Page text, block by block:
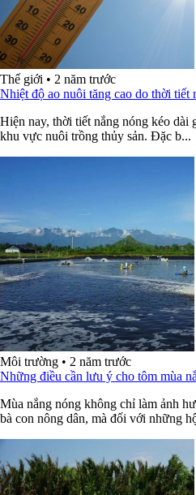
Thế giới • 2 năm trước
Nhiệt độ ao nuôi tăng cao do thời tiết
Hiện nay, thời tiết nắng nóng kéo dài
khu vực nuôi trồng thủy sản. Đặc b...
Môi trường • 2 năm trước
Những điều cần lưu ý cho tôm mùa
Mùa nắng nóng không chỉ làm ảnh
bà con nông dân, mà đối với những